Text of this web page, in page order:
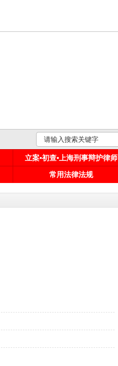
立案•初查•上海刑事辩护律师
常用法律法规